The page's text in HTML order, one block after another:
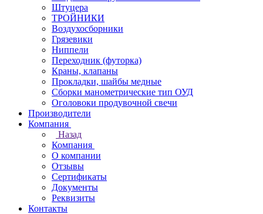
Штуцера
ТРОЙНИКИ
Воздухосборники
Грязевики
Ниппели
Переходник (футорка)
Краны, клапаны
Прокладки, шайбы медные
Сборки манометрические тип ОУД
Оголовоки продувочной свечи
Производители
Компания
Назад
Компания
О компании
Отзывы
Сертификаты
Документы
Реквизиты
Контакты